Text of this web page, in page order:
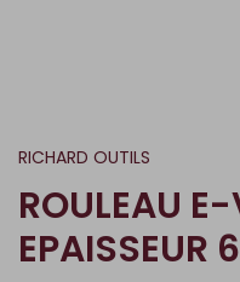
RICHARD OUTILS
ROULEAU
EPAISSEUR